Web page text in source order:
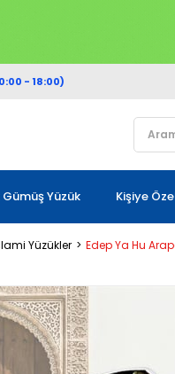
- 18:00)
Gümüş Yüzük Kişiye
Yüzükler Edep Ya Hu